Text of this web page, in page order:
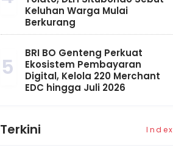
Keluhan Warga Mulai
Berkurang
5
BRI BO Genteng Perkuat
Ekosistem Pembayaran
Digital, Kelola 220 Merchant
EDC hingga Juli 2026
Terkini Index